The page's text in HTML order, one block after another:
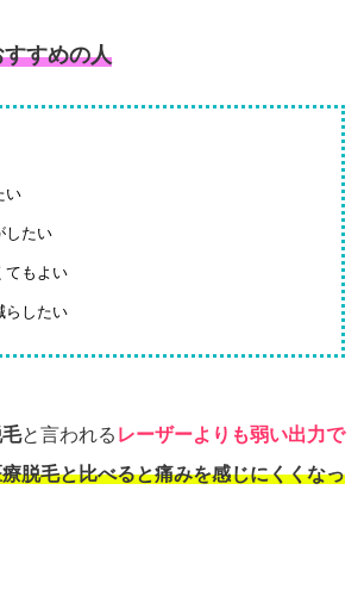
すめの人
い
したい
てもよい
らしたい
と言われる レーザーよりも弱い出力で
脱毛と比べると痛みを感じにくくなっ